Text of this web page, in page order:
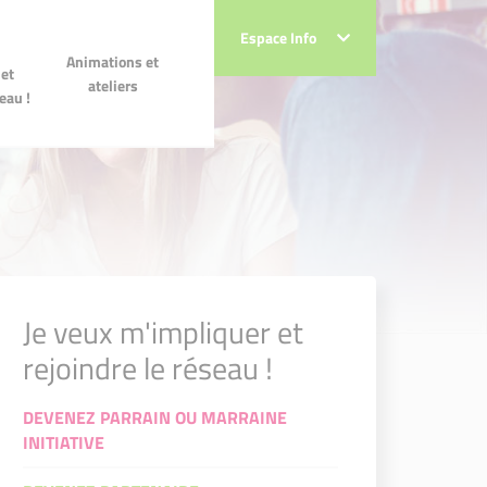
!
Animations et
ateliers
Espace Info
Animations et ateliers
Espace Info
Je veux m'impliquer et
rejoindre le réseau !
DEVENEZ PARRAIN OU MARRAINE
INITIATIVE